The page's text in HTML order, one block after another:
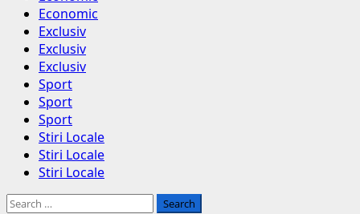
Economic
Exclusiv
Exclusiv
Exclusiv
Sport
Sport
Sport
Stiri Locale
Stiri Locale
Stiri Locale
Search